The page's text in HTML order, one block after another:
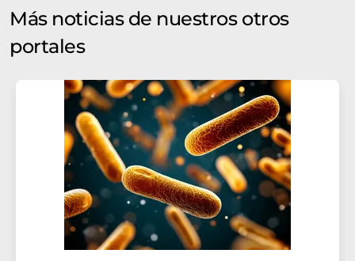
Más noticias de nuestros otros
portales